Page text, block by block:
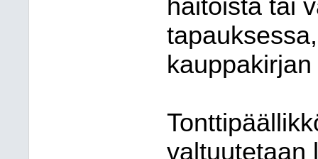
haitoista tai
valtuutetaan